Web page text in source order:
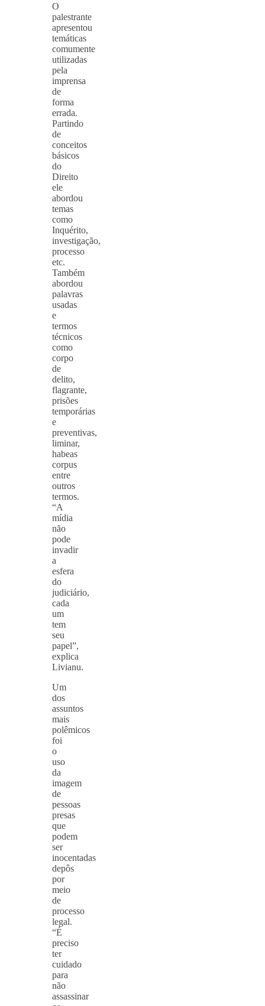
O
palestrante
apresentou
temáticas
comumente
utilizadas
pela
imprensa
de
forma
errada.
Partindo
de
conceitos
básicos
do
Direito
ele
abordou
temas
como
Inquérito,
investigação,
processo
etc.
Também
abordou
palavras
usadas
e
termos
técnicos
como
corpo
de
delito,
flagrante,
prisões
temporárias
e
preventivas,
liminar,
habeas
corpus
entre
outros
termos.
“A
mídia
não
pode
invadir
a
esfera
do
judiciário,
cada
um
tem
seu
papel”,
explica
Livianu.
Um
dos
assuntos
mais
polêmicos
foi
o
uso
da
imagem
de
pessoas
presas
que
podem
ser
inocentadas
depôs
por
meio
de
processo
legal.
“É
preciso
ter
cuidado
para
não
assassinar